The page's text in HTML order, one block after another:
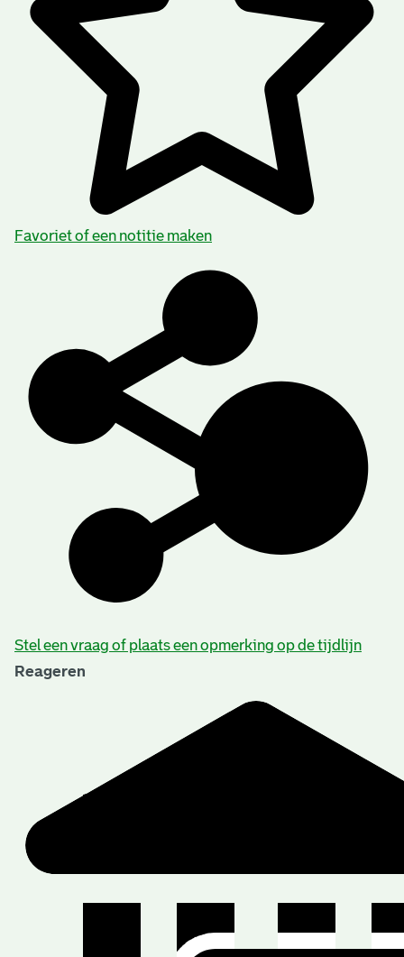
Favoriet of een notitie maken
Stel een vraag of plaats een opmerking op de tijdlijn
Reageren